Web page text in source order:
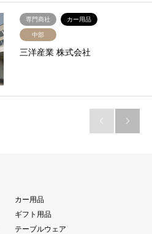
専門商社 カー用品
中部
三洋産業 株式会社
 
カー用品
ギフト用品
テーブルウェア